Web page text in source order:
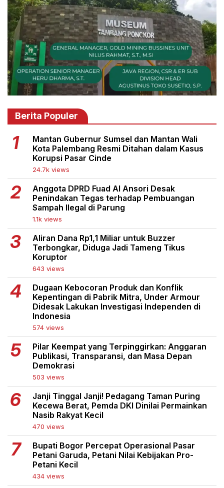
Berita Populer
Mantan Gubernur Sumsel dan Mantan Wali
Kota Palembang Resmi Ditahan dalam Kasus
Korupsi Pasar Cinde
24.7k views
Anggota DPRD Fuad Al Ansori Desak
Penindakan Tegas terhadap Pembuangan
Sampah Ilegal di Parung
1.1k views
Aliran Dana Rp1,1 Miliar untuk Buzzer
Terbongkar, Diduga Jadi Tameng Tikus
Koruptor
643 views
Dugaan Kebocoran Produk dan Konflik
Kepentingan di Pabrik Mitra, Under Armour
Didesak Lakukan Investigasi Independen di
Indonesia
574 views
Pilar Keempat yang Terpinggirkan: Anggaran
Publikasi, Transparansi, dan Masa Depan
Demokrasi
503 views
Janji Tinggal Janji! Pedagang Taman Puring
Kecewa Berat, Pemda DKI Dinilai Permainkan
Nasib Rakyat Kecil
470 views
Bupati Bogor Percepat Operasional Pasar
Petani Garuda, Petani Nilai Kebijakan Pro-
Petani Kecil
434 views